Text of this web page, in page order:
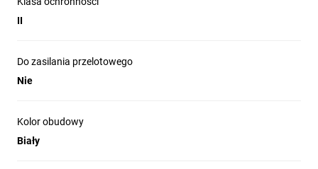
II
Do zasilania przelotowego
Nie
Kolor obudowy
Biały